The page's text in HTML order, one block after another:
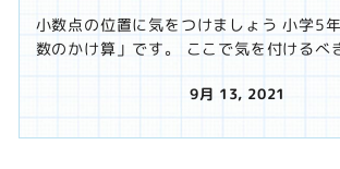
小数点の位置に気をつけましょう 小学5
数のかけ算」です。 ここで気を付けるべ
投稿日
9月 13, 2021